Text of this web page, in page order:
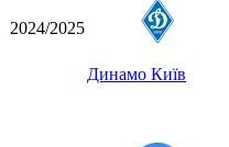
2024/2025
Динамо Київ